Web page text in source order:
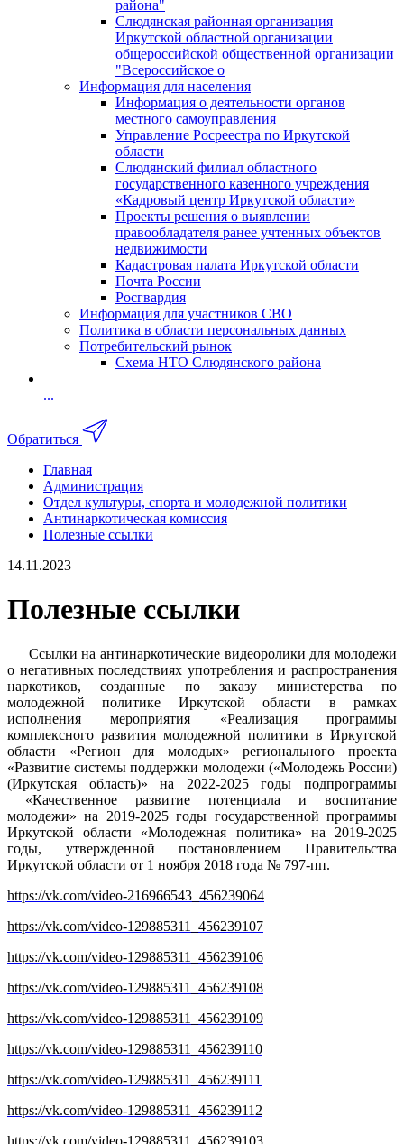
района"
Слюдянская районная организация
Иркутской областной организации
общероссийской общественной организации
"Всероссийское о
Информация для населения
Информация о деятельности органов
местного самоуправления
Управление Росреестра по Иркутской
области
Слюдянский филиал областного
государственного казенного учреждения
«Кадровый центр Иркутской области»
Проекты решения о выявлении
правообладателя ранее учтенных объектов
недвижимости
Кадастровая палата Иркутской области
Почта России
Росгвардия
Информация для участников СВО
Политика в области персональных данных
Потребительский рынок
Схема НТО Слюдянского района
...
Обратиться
Главная
Администрация
Отдел культуры, спорта и молодежной политики
Антинаркотическая комиссия
Полезные ссылки
14.11.2023
Полезные ссылки
Ссылки на антинаркотические видеоролики для молодежи
о негативных последствиях употребления и распространения
наркотиков, созданные по заказу министерства по
молодежной политике Иркутской области в рамках
исполнения мероприятия «Реализация программы
комплексного развития молодежной политики в Иркутской
области «Регион для молодых» регионального проекта
«Развитие системы поддержки молодежи («Молодежь России)
(Иркутская область)» на 2022-2025 годы подпрограммы
«Качественное развитие потенциала и воспитание
молодежи» на 2019-2025 годы государственной программы
Иркутской области «Молодежная политика» на 2019-2025
годы, утвержденной постановлением Правительства
Иркутской области от 1 ноября 2018 года № 797-пп.
https://vk.com/video-216966543_456239064
https://vk.com/video-129885311_456239107
https://vk.com/video-129885311_456239106
https://vk.com/video-129885311_456239108
https://vk.com/video-129885311_456239109
https://vk.com/video-129885311_456239110
https://vk.com/video-129885311_456239111
https://vk.com/video-129885311_456239112
https://vk.com/video-129885311_456239103